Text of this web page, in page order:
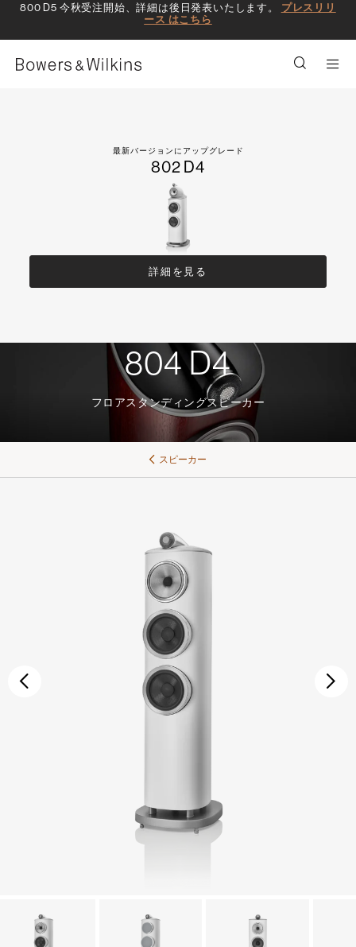
800 D5 今秋受注開始、詳細は後日発表いたします。 プレスリリ
ース はこちら
最新バージョンにアップグレード
802 D4
詳細を見る
804 D4
フロアスタンディングスピーカー
スピーカー